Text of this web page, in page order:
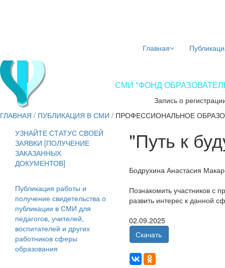
Главная
СМИ "ФОНД
Запись о
ГЛАВНАЯ / ПУБЛИКАЦИЯ В СМИ / ПРОФЕССИОНАЛЬНОЕ
УЗНАЙТЕ СТАТУС СВОЕЙ
ЗАЯВКИ [ПОЛУЧЕНИЕ
ЗАКАЗАННЫХ
ДОКУМЕНТОВ]
Публикация работы и
получение свидетельства о
публикации в СМИ для
педагогов, учителей,
воспитателей и других
работников сферы
образования
"Путь к
Бодрухина Анастасия
Познакомить участников с
развить интерес к данной
02.09.2025
Скачать